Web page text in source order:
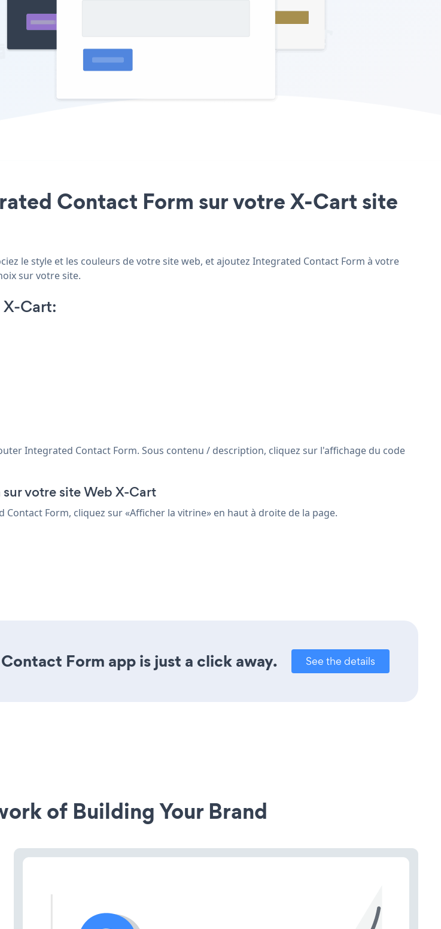
Contact Form sur votre X-Cart site
le style et les couleurs de votre site web, et ajoutez Integrated Contact Form à votre
sur votre site.
Cart:
Integrated Contact Form. Sous contenu / description, cliquez sur l'affichage du code
votre site Web X-Cart
Form, cliquez sur «Afficher la vitrine» en haut à droite de la page.
Form app is just a click away. See the details
of Building Your Brand